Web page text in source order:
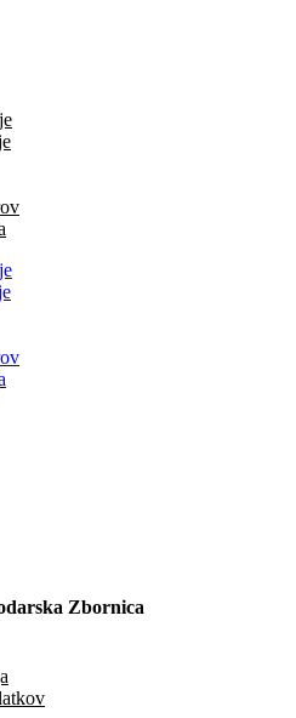
Zbornica